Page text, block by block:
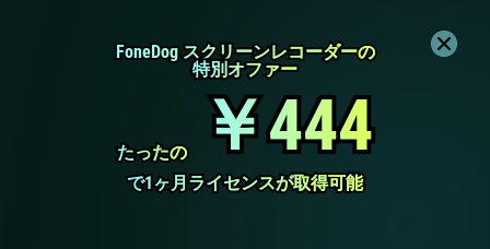
FoneDog スクリーンレコーダーの
FoneDog スクリーンレコーダーの
特別オファー
特別オファー
たったの
たったの ￥444
￥444
で1ヶ月ライセンスが取得可能
で1ヶ月ライセンスが取得可能